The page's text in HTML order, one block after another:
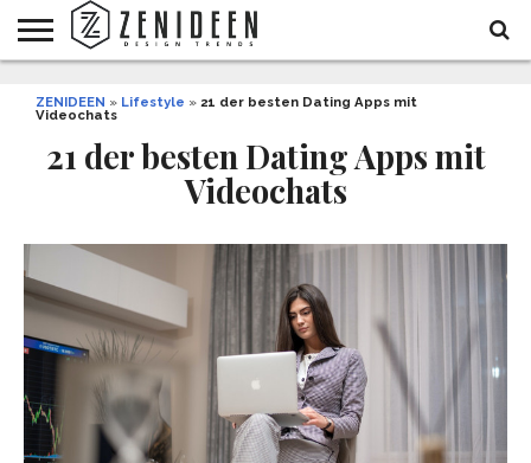
INNENDESIGN
ARCHITEKTUR
GARTEN
UND
LIFESTYLE
DEKO
&
DIY
STYLE
REZEPTE
GESUNDHEIT
WEIHNACHTEN
ZENIDEEN » Lifestyle » 21 der besten Dating Apps mit
Videochats
21 der besten Dating Apps mit
Videochats